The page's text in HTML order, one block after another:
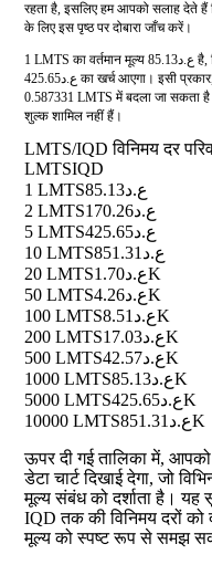
रहता है, इसलिए हम आपको सलाह देते
के लिए इस पृष्ठ पर दोबारा जाँच करें।
1 LMTS का वर्तमान मूल्य ع.د85.13 है, जिसका अर्थ है कि 5 LMTS खरीदने पर आपको
ع.د425.65 का खर्च आएगा। इसी प्रकार, 1 IQD को 0.01174662 LMTS में और 50 IQD को
0.587331 LMTS में बदला जा सकता
शुल्क शामिल नहीं हैं।
LMTS/IQD विनिमय दर
LMTSIQD
1 LMTS
ع.د85.13
2 LMTS
ع.د170.26
5 LMTS
ع.د425.65
10 LMTS
ع.د851.31
20 LMTS
ع.د1.70K
50 LMTS
ع.د4.26K
100 LMTS
ع.د8.51K
200 LMTS
ع.د17.03K
500 LMTS
ع.د42.57K
1000 LMTS
ع.د85.13K
5000 LMTS
ع.د425.65K
10000 LMTS
ع.د851.31K
ऊपर दी गई तालिका में,
डेटा चार्ट दिखाई देगा, जो
मूल्य संबंध को दर्शाता है।
IQD तक की विनिमय दरों
मूल्य को स्पष्ट रूप से समझ